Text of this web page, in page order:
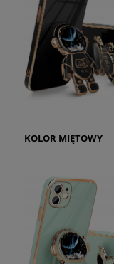
KOLOR MIĘTOWY